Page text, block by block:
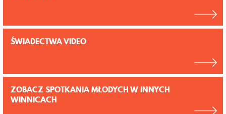
ŚWIADECTWA VIDEO
ZOBACZ SPOTKANIA MŁODYCH W INNYCH
WINNICACH